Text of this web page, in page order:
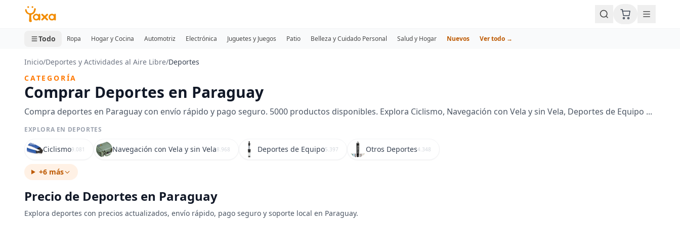
MINI CARRITO
0 productos
Todo Ropa Hogar y Cocina Automotriz Electrónica Juguetes y Juegos Patio Belleza y Cuidado Personal Salud y Hogar Nuevos Ver todo →
Inicio/Deportes y Actividades al Aire Libre/Deportes
CATEGORÍA
Comprar Deportes en Paraguay
Compra deportes en Paraguay con envío rápido y pago seguro. 5000 productos disponibles. Explora Ciclismo, Navegación con Vela y sin Vela, Deportes de Equipo ...
EXPLORA EN DEPORTES
Ciclismo9.081 Navegación con Vela y sin Vela8.968 Deportes de Equipo5.397 Otros Deportes4.348
+6 más
Precio de Deportes en Paraguay
Explora deportes con precios actualizados, envío rápido, pago seguro y soporte local en Paraguay.